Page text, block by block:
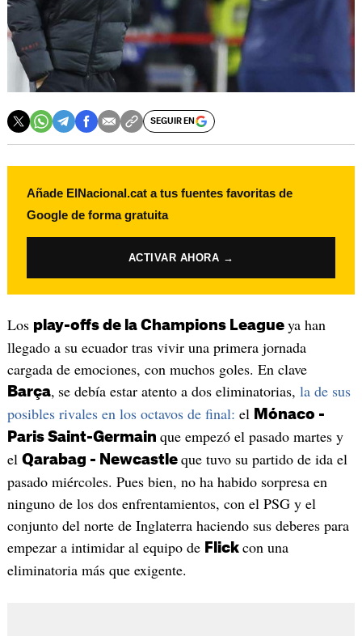
SEGUIR EN
Añade ElNacional.cat a tus fuentes favoritas de
Google de forma gratuita
ACTIVAR AHORA →
Los play-offs de la Champions League ya han
llegado a su ecuador tras vivir una primera jornada
cargada de emociones, con muchos goles. En clave
Barça, se debía estar atento a dos eliminatorias, la de sus
posibles rivales en los octavos de final: el Mónaco -
Paris Saint-Germain que empezó el pasado martes y
el Qarabag - Newcastle que tuvo su partido de ida el
pasado miércoles. Pues bien, no ha habido sorpresa en
ninguno de los dos enfrentamientos, con el PSG y el
conjunto del norte de Inglaterra haciendo sus deberes para
empezar a intimidar al equipo de Flick con una
eliminatoria más que exigente.